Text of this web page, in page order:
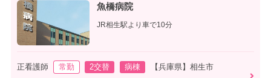
魚橋病院
JR相生駅より車で10分
正看護師 常勤 2交替 病棟
【兵庫県】相生市